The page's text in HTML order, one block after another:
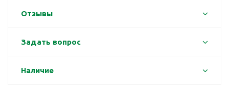
Отзывы
Задать вопрос
Наличие